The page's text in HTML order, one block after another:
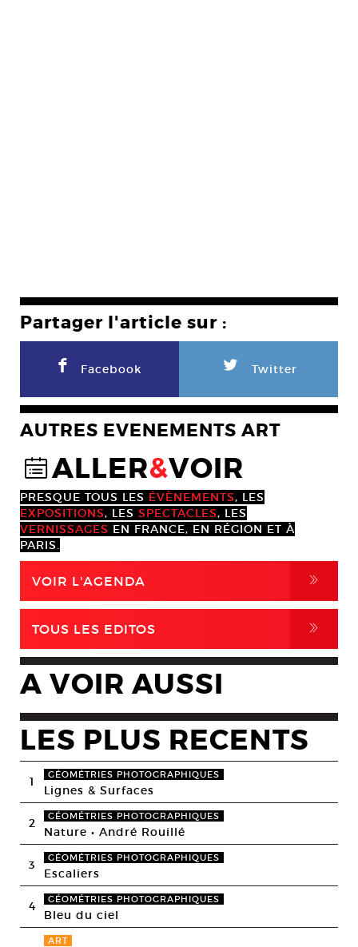
Partager l'article sur :
F Facebook L Twitter
AUTRES EVENEMENTS ART
@ALLER&VOIR
PRESQUE TOUS LES ÉVÈNEMENTS, LES
EXPOSITIONS, LES SPECTACLES, LES
VERNISSAGES EN FRANCE, EN RÉGION ET À
PARIS.
VOIR L'AGENDA ,
TOUS LES EDITOS ,
A VOIR AUSSI
LES PLUS RECENTS
1 GÉOMÉTRIES PHOTOGRAPHIQUES
Lignes & Surfaces
2 GÉOMÉTRIES PHOTOGRAPHIQUES
Nature • André Rouillé
3 GÉOMÉTRIES PHOTOGRAPHIQUES
Escaliers
4 GÉOMÉTRIES PHOTOGRAPHIQUES
Bleu du ciel
ART